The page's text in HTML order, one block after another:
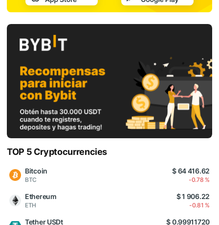
TOP 5 Cryptocurrencies
Bitcoin
BTC
$ 64 416.62
-0.78 %
Ethereum
ETH
$ 1 906.22
-0.81 %
Tether USDt $ 0.99911720